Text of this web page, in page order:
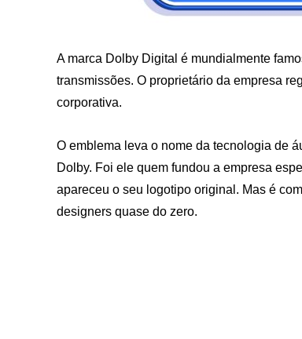
A marca Dolby Digital é mundialmente
transmissões. O proprietário da empresa
corporativa.
O emblema leva o nome da tecnologia de
Dolby. Foi ele quem fundou a empresa
apareceu o seu logotipo original. Mas é
designers quase do zero.